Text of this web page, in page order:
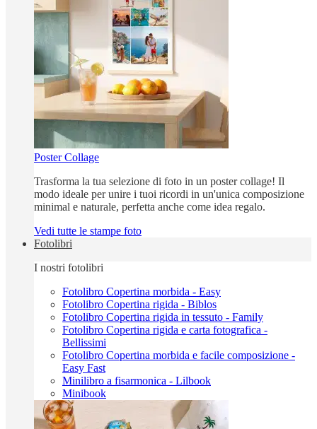
Poster Collage
Trasforma la tua selezione di foto in un poster collage! Il
modo ideale per unire i tuoi ricordi in un'unica composizione
minimal e naturale, perfetta anche come idea regalo.
Vedi tutte le stampe foto
Fotolibri
I nostri fotolibri
Fotolibro Copertina morbida - Easy
Fotolibro Copertina rigida - Biblos
Fotolibro Copertina rigida in tessuto - Family
Fotolibro Copertina rigida e carta fotografica -
Bellissimi
Fotolibro Copertina morbida e facile composizione -
Easy Fast
Minilibro a fisarmonica - Lilbook
Minibook